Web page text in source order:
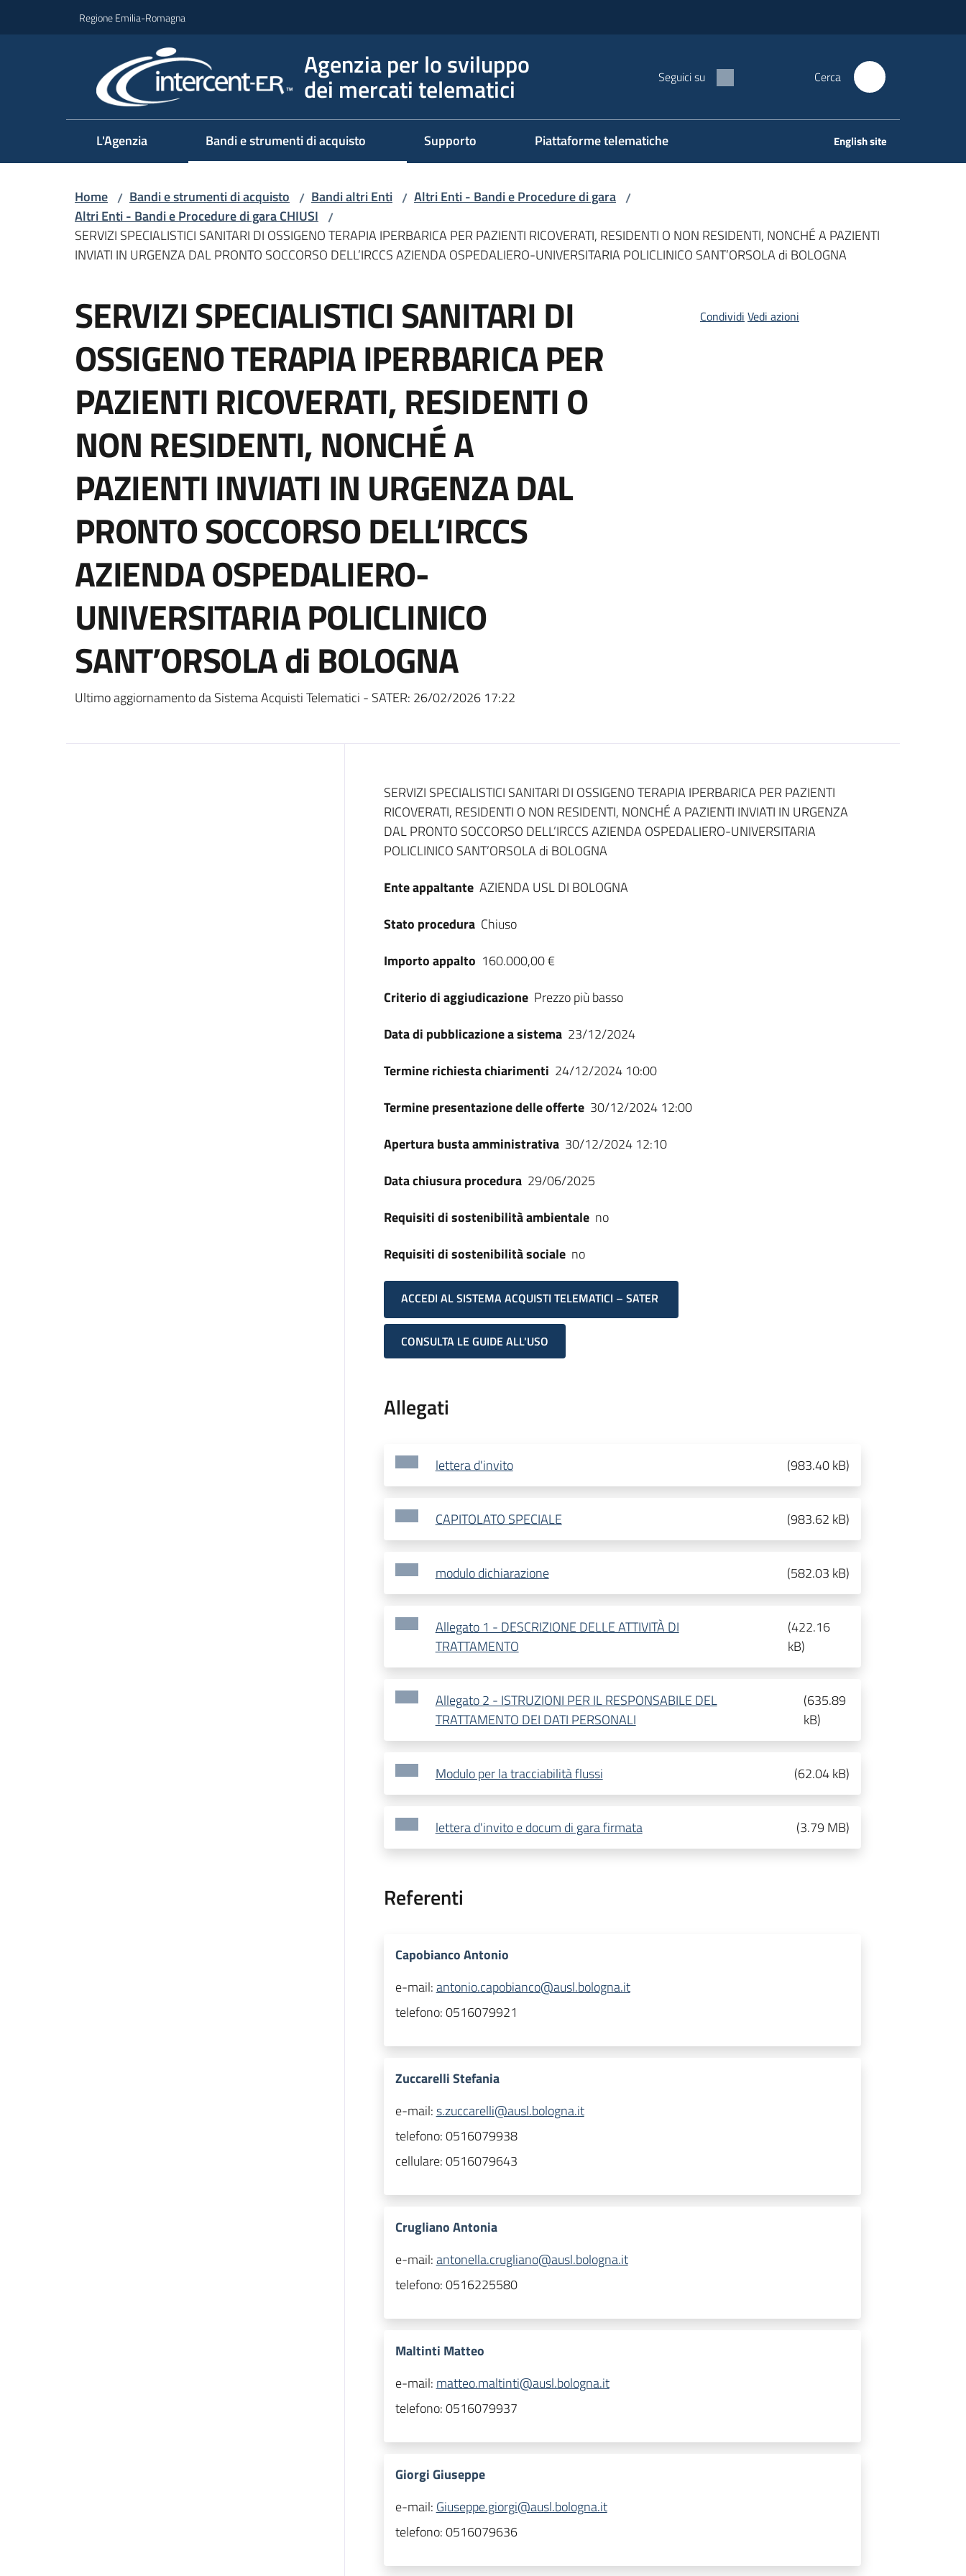
Regione Emilia-Romagna
Agenzia per lo sviluppo
dei mercati telematici Seguici su Cerca
L'Agenzia Bandi e strumenti di acquisto Supporto Piattaforme telematiche English site
Home / Bandi e strumenti di acquisto / Bandi altri Enti / Altri Enti - Bandi e Procedure di gara /
Altri Enti - Bandi e Procedure di gara CHIUSI /
SERVIZI SPECIALISTICI SANITARI DI OSSIGENO TERAPIA IPERBARICA PER PAZIENTI RICOVERATI, RESIDENTI O NON RESIDENTI, NONCHÉ A PAZIENTI
INVIATI IN URGENZA DAL PRONTO SOCCORSO DELL’IRCCS AZIENDA OSPEDALIERO-UNIVERSITARIA POLICLINICO SANT’ORSOLA di BOLOGNA
SERVIZI SPECIALISTICI SANITARI DI
OSSIGENO TERAPIA IPERBARICA PER
PAZIENTI RICOVERATI, RESIDENTI O
NON RESIDENTI, NONCHÉ A
PAZIENTI INVIATI IN URGENZA DAL
PRONTO SOCCORSO DELL’IRCCS
AZIENDA OSPEDALIERO-
UNIVERSITARIA POLICLINICO
SANT’ORSOLA di BOLOGNA
Ultimo aggiornamento da Sistema Acquisti Telematici - SATER: 26/02/2026 17:22
Condividi Vedi azioni
Dati del bando
SERVIZI SPECIALISTICI SANITARI DI OSSIGENO TERAPIA IPERBARICA PER PAZIENTI
RICOVERATI, RESIDENTI O NON RESIDENTI, NONCHÉ A PAZIENTI INVIATI IN URGENZA
DAL PRONTO SOCCORSO DELL’IRCCS AZIENDA OSPEDALIERO-UNIVERSITARIA
POLICLINICO SANT’ORSOLA di BOLOGNA
Ente appaltante AZIENDA USL DI BOLOGNA
Stato procedura Chiuso
Importo appalto 160.000,00 €
Criterio di aggiudicazione Prezzo più basso
Data di pubblicazione a sistema 23/12/2024
Termine richiesta chiarimenti 24/12/2024 10:00
Termine presentazione delle offerte 30/12/2024 12:00
Apertura busta amministrativa 30/12/2024 12:10
Data chiusura procedura 29/06/2025
Requisiti di sostenibilità ambientale no
Requisiti di sostenibilità sociale no
ACCEDI AL SISTEMA ACQUISTI TELEMATICI – SATER
CONSULTA LE GUIDE ALL'USO
Allegati
lettera d'invito (983.40 kB)
CAPITOLATO SPECIALE (983.62 kB)
modulo dichiarazione (582.03 kB)
Allegato 1 - DESCRIZIONE DELLE ATTIVITÀ DI
TRATTAMENTO
(422.16
kB)
Allegato 2 - ISTRUZIONI PER IL RESPONSABILE DEL
TRATTAMENTO DEI DATI PERSONALI
(635.89
kB)
Modulo per la tracciabilità flussi (62.04 kB)
lettera d'invito e docum di gara firmata (3.79 MB)
Referenti
Capobianco Antonio
e-mail:antonio.capobianco@ausl.bologna.it
telefono:0516079921
Zuccarelli Stefania
e-mail:s.zuccarelli@ausl.bologna.it
telefono:0516079938
cellulare:0516079643
Crugliano Antonia
e-mail:antonella.crugliano@ausl.bologna.it
telefono:0516225580
Maltinti Matteo
e-mail: matteo.maltinti@ausl.bologna.it
telefono:0516079937
Giorgi Giuseppe
e-mail: Giuseppe.giorgi@ausl.bologna.it
telefono:0516079636